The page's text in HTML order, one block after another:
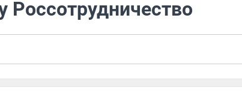
Россотрудничество